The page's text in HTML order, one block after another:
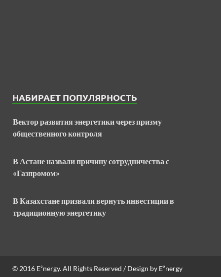
НАБИРАЕТ ПОПУЛЯРНОСТЬ
Вектор развития энергетики через призму
общественного контроля
В Астане назвали причину сотрудничества с
«Газпромом»
В Казахстане призвали вернуть инвестиции в
традиционную энергетику
© 2016 E²nergy. All Rights Reserved / Design by E²nergy